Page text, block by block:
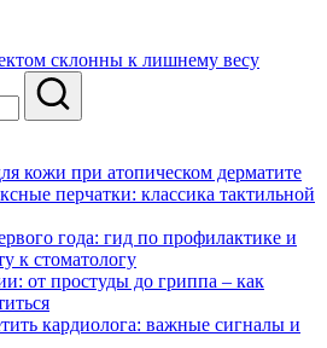
склонны к лишнему весу
кожи при атопическом дерматите
перчатки: классика тактильной
года: гид по профилактике и
к стоматологу
от простуды до гриппа – как
кардиолога: важные сигналы и